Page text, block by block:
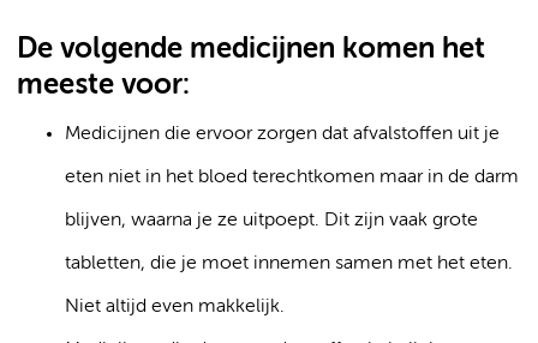
De volgende medicijnen komen het
meeste voor:
Medicijnen die ervoor zorgen dat afvalstoffen uit je
eten niet in het bloed terechtkomen maar in de darm
blijven, waarna je ze uitpoept. Dit zijn vaak grote
tabletten, die je moet innemen samen met het eten.
Niet altijd even makkelijk.